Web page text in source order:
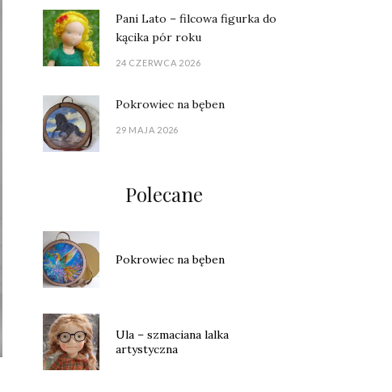
Pani Lato – filcowa figurka do
kącika pór roku
24 CZERWCA 2026
Pokrowiec na bęben
29 MAJA 2026
Polecane
Pokrowiec na bęben
Ula – szmaciana lalka
artystyczna